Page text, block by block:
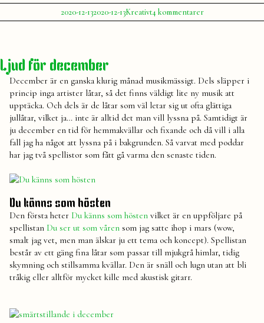
Publicerat
av
Julia
2020-12-132020-12-13Publicerat
i
KreativtEtiketter:
kreativt,
4 kommentarertill
Mitt
för
Spotify
Kids
Ljud för december
December är en ganska klurig månad musikmässigt. Dels släpper i
princip inga artister låtar, så det finns väldigt lite ny musik att
upptäcka. Och dels är de låtar som väl letar sig ut ofta glättiga
jullåtar, vilket ja… inte är alltid det man vill lyssna på. Samtidigt är
ju december en tid för hemmakvällar och fixande och då vill i alla
fall jag ha något att lyssna på i bakgrunden. Så varvat med poddar
har jag två spellistor som fått gå varma den senaste tiden.
Du känns som hösten
Den första heter Du känns som hösten vilket är en uppföljare på
spellistan Du ser ut som våren som jag satte ihop i mars (wow,
smalt jag vet, men man älskar ju ett tema och koncept). Spellistan
består av ett gäng fina låtar som passar till mjukgrå himlar, tidig
skymning och stillsamma kvällar. Den är snäll och lugn utan att bli
tråkig eller alltför mycket kille med akustisk gitarr.